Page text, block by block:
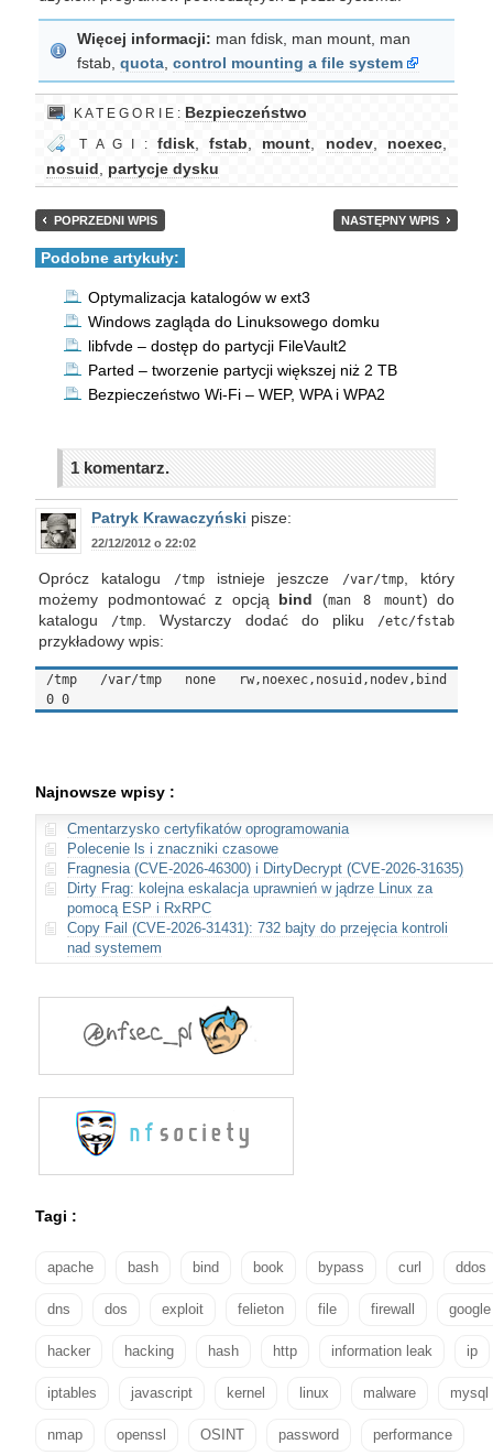
Więcej informacji: man fdisk, man mount, man
fstab, quota control mounting a file system
K A T E G O R I E : Bezpieczeństwo
T A G I : fdisk,fstab mount nodev, noexec
nosuid
partycje dysku
POPRZEDNI WPIS NASTĘPNY WPIS
Podobne artykuły:
Optymalizacja katalogów w ext3
Windows zagląda do Linuksowego domku
libfvde – dostęp do partycji FileVault2
Parted – tworzenie partycji większej niż 2 TB
Bezpieczeństwo Wi-Fi – WEP, WPA i WPA2
1 komentarz.
Patryk Krawaczyński pisze:
22/12/2012 o 22:02
Oprócz katalogu /tmpistnieje jeszcze /var/tmp, który
możemy podmontować z opcją bind (man 8 mount) do
katalogu
/tmp . Wystarczy dodać do pliku /etc/fstab
przykładowy wpis:
/tmp   /var/tmp   none   rw,noexec,nosuid,nodev,bind
Najnowsze wpisy :
Cmentarzysko certyfikatów oprogramowania
Polecenie ls i znaczniki czasowe
Fragnesia (CVE-2026-46300) i DirtyDecrypt (CVE-2026-31635)
Dirty Frag: kolejna eskalacja uprawnień w jądrze Linux za
pomocą ESP i RxRPC
Copy Fail (CVE-2026-31431): 732 bajty do przejęcia kontroli
nad systemem
Tagi :
apache bash bind book bypass curl ddos
dns dos exploit felieton file firewall google
hacker hacking hash http information leak ip
iptables javascript kernel linux malware mysql
nmap openssl OSINT password performance